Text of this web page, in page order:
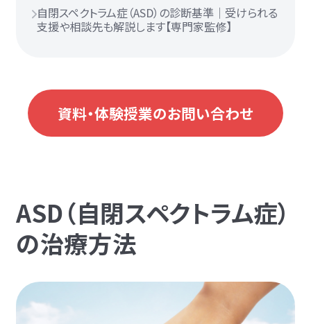
自閉スペクトラム症（ASD）の診断基準｜受けられる
支援や相談先も解説します【専門家監修】
資料・体験授業のお問い合わせ
ASD（自閉スペクトラム症）
の治療方法